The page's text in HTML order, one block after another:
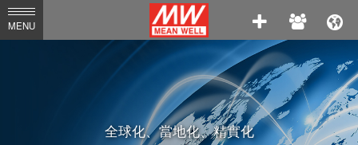
MEAN
WELL
Enterprises
Co.,
Ltd.
MENU
全球化、當地化、精實化